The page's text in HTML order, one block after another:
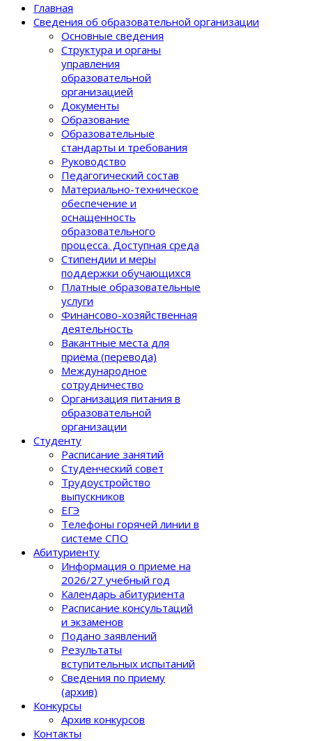
Главная
Сведения об образовательной организации
Основные сведения
Структура и органы
управления
образовательной
организацией
Документы
Образование
Образовательные
стандарты и требования
Руководство
Педагогический состав
Материально-техническое
обеспечение и
оснащенность
образовательного
процеcса. Доступная среда
Стипендии и меры
поддержки обучающихся
Платные образовательные
услуги
Финансово-хозяйственная
деятельность
Вакантные места для
приёма (перевода)
Международное
сотрудничество
Организация питания в
образовательной
организации
Студенту
Расписание занятий
Студенческий совет
Трудоустройство
выпускников
ЕГЭ
Телефоны горячей линии в
системе СПО
Абитуриенту
Информация о приеме на
2026/27 учебный год
Календарь абитуриента
Расписание консультаций
и экзаменов
Подано заявлений
Результаты
вступительных испытаний
Сведения по приему
(архив)
Конкурсы
Архив конкурсов
Контакты